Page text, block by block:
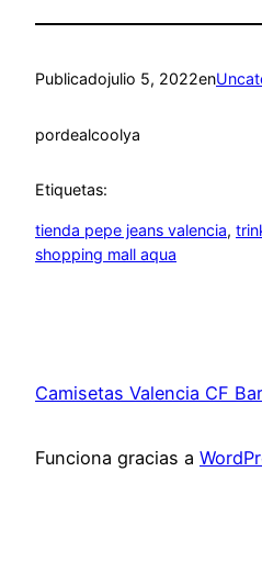
Publicadojulio 5, 2022en
pordealcoolya
Etiquetas:
tienda pepe jeans valencia,
shopping mall aqua
Camisetas Valencia CF
Funciona gracias a